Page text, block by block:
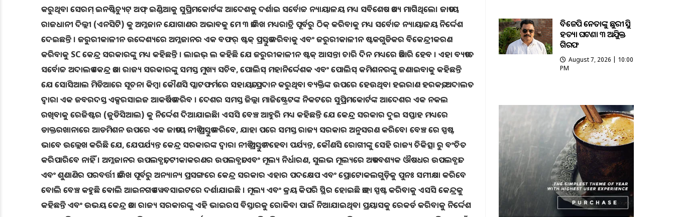
କରୁଥିବା ସେରମ୍ ଇନଷ୍ଟିଚ୍ୟୁଟ୍ ଅଫ୍ ଇଣ୍ଡିଆକୁ ସୁପ୍ରିମକୋର୍ଟଙ୍କ ଆଦେଶକୁ ଦର୍ଶାଇ ସର୍ବୋଚ୍ଚ ନ୍ୟାୟାଳୟ ମଧ୍ୟ ସବିଶେଷ ତଥ୍ୟ ମାଗିଥିଲେ। ଜାତୀୟ
ରାଜଧାନୀ ଦିଲ୍ଲୀ (ଏନସିଟି) କୁ ଅମ୍ଳଜାନ ଯୋଗାଣର ଅଭାବକୁ ମେ ୩ ତାରିଖ ମଧ୍ୟରାତ୍ରି ପୂର୍ବରୁ ଠିକ୍ କରିବାକୁ ମଧ୍ୟ ସର୍ବୋଚ୍ଚ ନ୍ୟାୟାଳୟ ନିର୍ଦ୍ଦେଶ
ଦେଇଛନ୍ତି । ଜରୁରୀକାଳୀନ ଉଦ୍ଦେଶ୍ୟରେ ଅମ୍ଳଜାନର ଏକ ବଫର୍ ଷ୍ଟକ୍ ପ୍ରସ୍ତୁତ କରିବାକୁ ଏବଂ ଜରୁରୀକାଳୀନ ଷ୍ଟକଗୁଡିକର ବିକେନ୍ଦ୍ରୀକରଣ
କରିବାକୁ SC କେନ୍ଦ୍ର ସରକାରଙ୍କୁ ମଧ୍ୟ କହିଛନ୍ତି । ଲାଇଭ୍ ଲ କହିଛି ଯେ ଜରୁରୀକାଳୀନ ଷ୍ଟକ୍ ଆସନ୍ତା ଚାରି ଦିନ ମଧ୍ୟରେ ତିଆରି ହେବ । ଏହା ବ୍ୟତୀତ
ସର୍ବୋଚ୍ଚ ଅଦାଲତ କେନ୍ଦ୍ର ତଥା ରାଜ୍ୟ ସରକାରଙ୍କୁ ସମସ୍ତ ମୁଖ୍ୟ ସଚିବ, ପୋଲିସ୍ ମହାନିର୍ଦ୍ଦେଶକ ଏବଂ ପୋଲିସ୍ କମିଶନରଙ୍କୁ ଜଣାଇବାକୁ କହିଛନ୍ତି
ଯେ ସୋସିଆଲ ମିଡିଆରେ ସୂଚନା କିମ୍ବା କୌଣସି ପ୍ଲାଟଫର୍ମରେ ସହାୟତା ପ୍ରଦାନ କରୁଥିବା ବ୍ୟକ୍ତିଙ୍କ ଉପରେ ହେଉଥିବା ହଇରାଣ ହରକତ, ଅଦାଲତ
ଦ୍ୱାରା ଏକ ଜବରଦସ୍ତ ଏକ୍ସରସାଇଜ ଆକର୍ଷିତ କରିବ । ଦେଶର ସମସ୍ତ ଜିଲ୍ଲା ମାଜିଷ୍ଟ୍ରେଟଙ୍କ ନିକଟରେ ସୁପ୍ରିମକୋର୍ଟଙ୍କ ଆଦେଶର ଏକ ନକଲ
ରଖିବାକୁ ରେଜିଷ୍ଟର (ଜୁଡିସିଆଲ) କୁ ନିର୍ଦ୍ଦେଶ ଦିଆଯାଇଛି। ଏସସି ବେଞ୍ଚ ଆହୁରି ମଧ୍ୟ କହିଛନ୍ତି ଯେ କେନ୍ଦ୍ର ସରକାର ଦୁଇ ସପ୍ତାହ ମଧ୍ୟରେ
ଡାକ୍ତରଖାନାରେ ଆଡମିଶନ ଉପରେ ଏକ ଜାତୀୟ ନୀତି ପ୍ରସ୍ତୁତ କରିବେ, ଯାହା ପରେ ସମସ୍ତ ରାଜ୍ୟ ସରକାର ଅନୁସରଣ କରିବେ। ବେଞ୍ଚ ରେ ସ୍ପଷ୍ଟ
ଭାବେ ଉଲ୍ଲେଖ କରିଛି ଯେ, ଯେପର୍ଯ୍ୟନ୍ତ କେନ୍ଦ୍ର ସରକାରଙ୍କ ଦ୍ୱାରା ନୀତି ପ୍ରସ୍ତୁତ ନହେବା ପର୍ଯ୍ୟନ୍ତ, କୌଣସି ରୋଗୀଙ୍କୁ ସେହି ରାଜ୍ୟ ଚିକିତ୍ସା ରୁ ବଂଚିତ
କରିପାରିବେ ନାହିଁ । ଅମ୍ଳଜାନର ଉପଲବ୍ଧତା, ଟୀକାକରଣର ଉପଲବ୍ଧତା ଏବଂ ମୂଲ୍ୟ ନିର୍ଧାରଣ, ସୁଲଭ ମୂଲ୍ୟରେ ଅତ୍ୟାବଶ୍ୟକ ଔଷଧର ଉପଲବ୍ଧତା
ଏବଂ ଶୁଣାଣିର ପରବର୍ତ୍ତୀ ତାରିଖ ପୂର୍ବରୁ ଅନ୍ୟାନ୍ୟ ପ୍ରସଙ୍ଗରେ କେନ୍ଦ୍ର ସରକାର ଏହାର ପଦକ୍ଷେପ ଏବଂ ପ୍ରୋଟୋକଲଗୁଡ଼ିକୁ ପୁନଃ ସମୀକ୍ଷା କରିବେ
ବୋଲି ବେଞ୍ଚ କହୁଛି ଵୋଲି ଆଇନଗତ ୱେବସାଇଟରେ ଦର୍ଶାଯାଇଛି । ମୂଲ୍ୟ ଏବଂ କ୍ରୟ କିପରି ସ୍ଥିର ହୋଇଛି ତାହା ସ୍ପଷ୍ଟ କରିବାକୁ ଏସସି କେନ୍ଦ୍ରକୁ
କହିଛନ୍ତି ଏବଂ ଉଭୟ କେନ୍ଦ୍ର ତଥା ରାଜ୍ୟ ସରକାରଙ୍କୁ ଏହି ଭାଇରସ ବିସ୍ତାରକୁ ରୋକିବା ପାଇଁ ନିଆଯାଇଥିବା ପ୍ରୟାସକୁ ରେକର୍ଡ କରିବାକୁ ନିର୍ଦ୍ଦେଶ
ବିଜେପି ନେତାଙ୍କୁ ଛୁରୀ ଭୁସି
ହତ୍ୟା ଘଟଣା ୩ ଅଭିଯୁକ୍ତ
ଗିରଫ
August 7, 2026 | 10:00
PM